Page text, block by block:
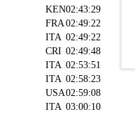
KEN02:43:29
FRA02:49:22
ITA 02:49:22
CRI 02:49:48
ITA 02:53:51
ITA 02:58:23
USA02:59:08
ITA 03:00:10